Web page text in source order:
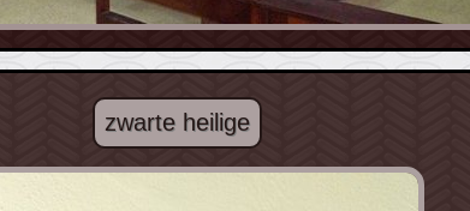
zwarte heilige